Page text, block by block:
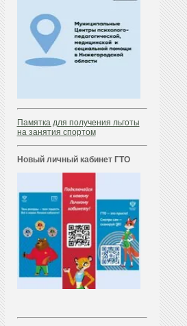
Памятка для получения льготы
на занятия спортом
Новый личный кабинет ГТО